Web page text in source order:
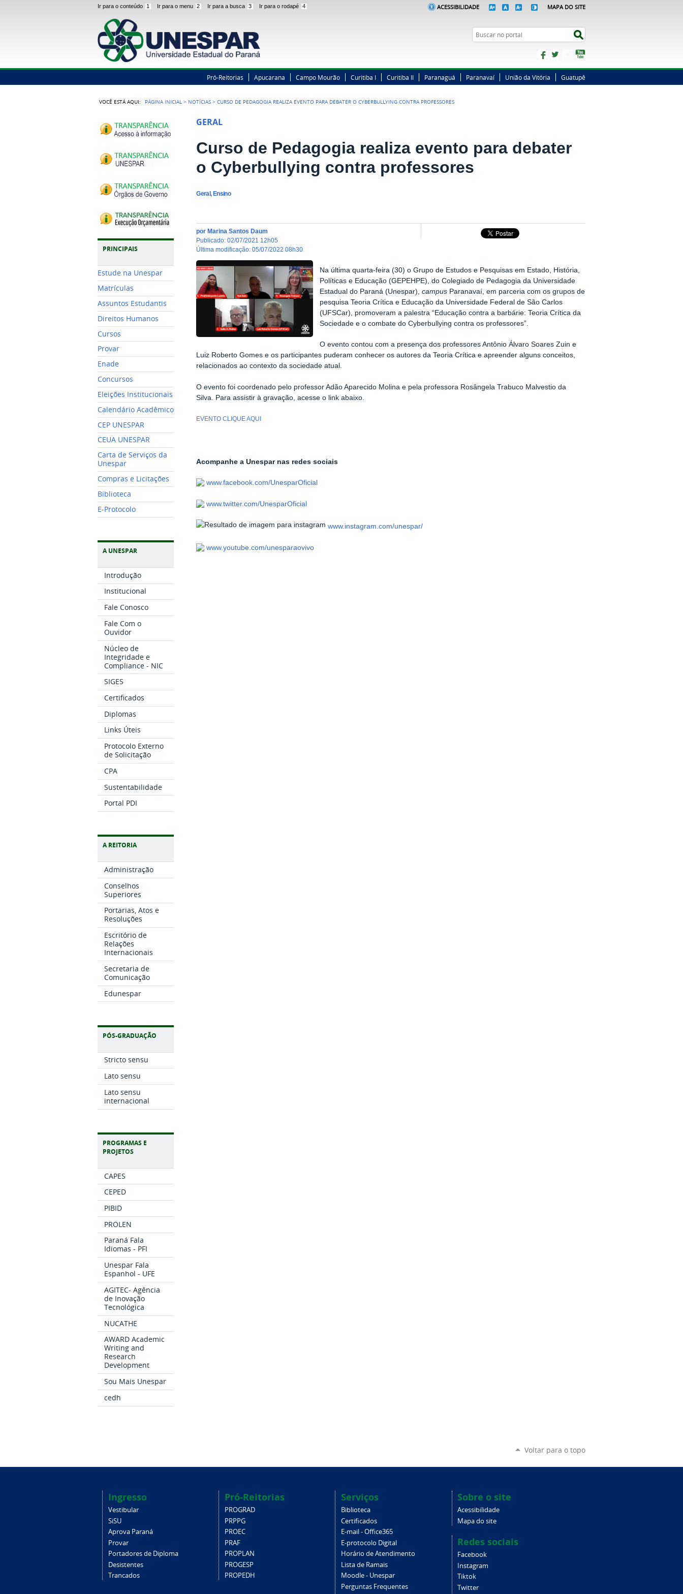
Ir para o conteúdo 1 Ir para o menu 2 Ir para a busca 3 Ir para o rodapé 4 ACESSIBILIDADE MAPA DO SITE
Busca
FacebookTwitterInstagram
Pró-Reitorias Apucarana Campo Mourão Curitiba I Curitiba II Paranaguá Paranavaí União da Vitória Guatupê
VOCÊ ESTÁ AQUI: PÁGINA INICIAL > NOTÍCIAS >CURSO DE PEDAGOGIA REALIZA EVENTO PARA DEBATER O CYBERBULLYING CONTRA PROFESSORES
PRINCIPAIS
Estude na Unespar
Matrículas
Assuntos Estudantis
Direitos Humanos
Cursos
Provar
Enade
Concursos
Eleições Institucionais
Calendário Acadêmico
CEP UNESPAR
CEUA UNESPAR
Carta de Serviços da
Unespar
Compras e Licitações
Biblioteca
E-Protocolo
A UNESPAR
Introdução
Institucional
Fale Conosco
Fale Com o
Ouvidor
Núcleo de
Integridade e
Compliance - NIC
SIGES
Certificados
Diplomas
Links Úteis
Protocolo Externo
de Solicitação
CPA
Sustentabilidade
Portal PDI
A REITORIA
Administração
Conselhos
Superiores
Portarias, Atos e
Resoluções
Escritório de
Relações
Internacionais
Secretaria de
Comunicação
Edunespar
PÓS-GRADUAÇÃO
Stricto sensu
Lato sensu
Lato sensu
internacional
PROGRAMAS E
PROJETOS
CAPES
CEPED
PIBID
PROLEN
Paraná Fala
Idiomas - PFI
Unespar Fala
Espanhol - UFE
AGITEC- Agência
de Inovação
Tecnológica
NUCATHE
AWARD Academic
Writing and
Research
Development
Sou Mais Unespar
cedh
GERAL
Curso de Pedagogia realiza evento para debater
o Cyberbullying contra professores
Geral, Ensino
por Marina Santos Daum
publicado:02/07/2021 12h05
última modificação:05/07/2022 08h30
Na última quarta-feira (30) o Grupo de Estudos e Pesquisas em Estado, História,
Políticas e Educação (GEPEHPE), do Colegiado de Pedagogia da Universidade
Estadual do Paraná (Unespar), campusParanavaí, em parceria com os grupos de
pesquisa Teoria Crítica e Educação da Universidade Federal de São Carlos
(UFSCar), promoveram a palestra “Educação contra a barbárie: Teoria Crítica da
Sociedade e o combate do Cyberbullying contra os professores”.
O evento contou com a presença dos professores Antônio Álvaro Soares Zuin e
Luiz Roberto Gomes e os participantes puderam conhecer os autores da Teoria Crítica e apreender alguns conceitos,
relacionados ao contexto da sociedade atual.
O evento foi coordenado pelo professor Adão Aparecido Molina e pela professora Rosângela Trabuco Malvestio da
Silva. Para assistir à gravação, acesse o link abaixo.
EVENTO CLIQUE AQUI
Acompanhe a Unespar nas redes sociais
www.facebook.com/UnesparOficial
www.twitter.com/UnesparOficial
www.instagram.com/unespar/
www.youtube.com/unesparaovivo
Voltar para o topo
Ingresso
Vestibular
SiSU
Aprova Paraná
Provar
Portadores de Diploma
Desistentes
Trancados
Pró-Reitorias
PROGRAD
PRPPG
PROEC
PRAF
PROPLAN
PROGESP
PROPEDH
Serviços
Biblioteca
Certificados
E-mail - Office365
E-protocolo Digital
Horário de Atendimento
Lista de Ramais
Moodle - Unespar
Perguntas Frequentes
Sobre o site
Acessibilidade
Mapa do site
Redes sociais
Facebook
Instagram
Tiktok
Twitter